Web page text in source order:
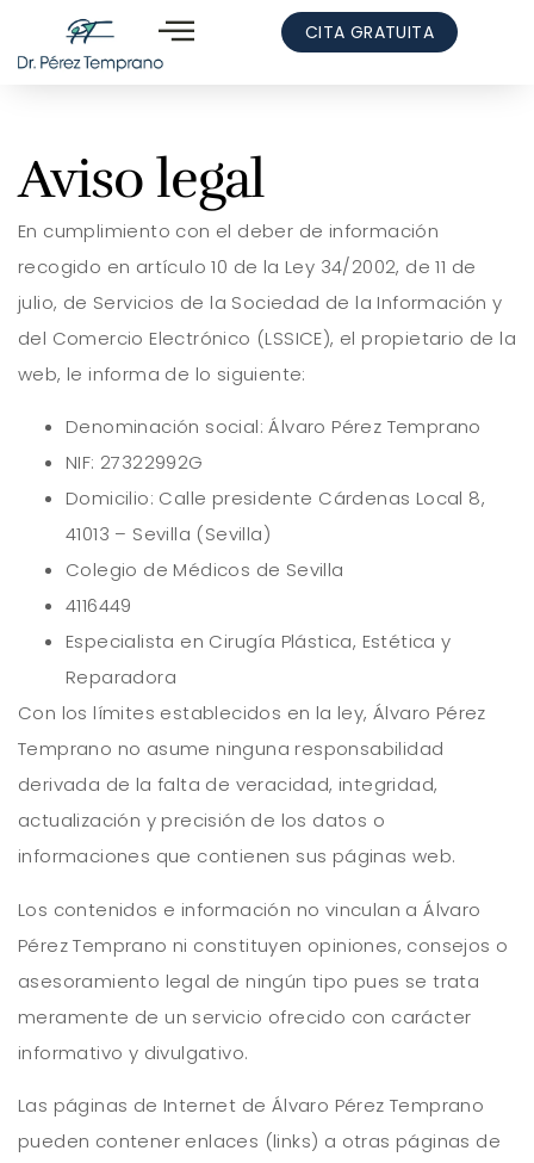
CITA GRATUITA
Aviso legal
En cumplimiento con el deber de información
recogido en artículo 10 de la Ley 34/2002, de 11 de
julio, de Servicios de la Sociedad de la Información y
del Comercio Electrónico (LSSICE), el propietario de la
web, le informa de lo siguiente:
Denominación social: Álvaro Pérez Temprano
NIF: 27322992G
Domicilio: Calle presidente Cárdenas Local 8,
41013 – Sevilla (Sevilla)
Colegio de Médicos de Sevilla
4116449
Especialista en Cirugía Plástica, Estética y
Reparadora
Con los límites establecidos en la ley, Álvaro Pérez
Temprano no asume ninguna responsabilidad
derivada de la falta de veracidad, integridad,
actualización y precisión de los datos o
informaciones que contienen sus páginas web.
Los contenidos e información no vinculan a Álvaro
Pérez Temprano ni constituyen opiniones, consejos o
asesoramiento legal de ningún tipo pues se trata
meramente de un servicio ofrecido con carácter
informativo y divulgativo.
Las páginas de Internet de Álvaro Pérez Temprano
pueden contener enlaces (links) a otras páginas de